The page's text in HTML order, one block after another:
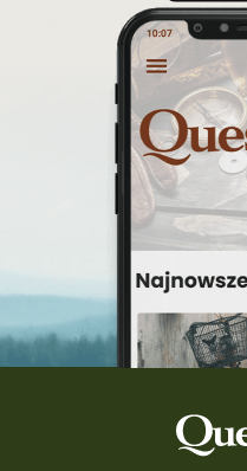
Warka
turystyka
Tokarnia
śląsk
Questing
Quest Szlak
nowy
wycieczki
turystyka
szkolenie
szkło
questy w Polsce
QUESTOMANIA